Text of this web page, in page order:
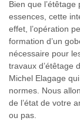
Bien que
essences, cette
effet, l’opération
formation d’un
nécessaire pour
travaux d’étêtage
Michel Elagage
normes. Nous
de l’état de votre
ou pas.